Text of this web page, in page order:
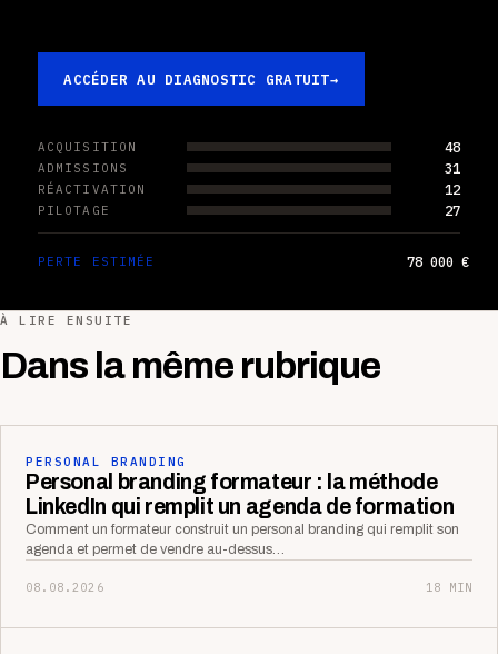
ACCÉDER AU DIAGNOSTIC GRATUIT→
ACQUISITION 48
ADMISSIONS 31
RÉACTIVATION 12
PILOTAGE 27
PERTE ESTIMÉE 78 000 €
À LIRE ENSUITE
Dans la même rubrique
PERSONAL BRANDING
Personal branding formateur : la méthode
LinkedIn qui remplit un agenda de formation
Comment un formateur construit un personal branding qui remplit son
agenda et permet de vendre au-dessus…
08.08.2026 18 MIN